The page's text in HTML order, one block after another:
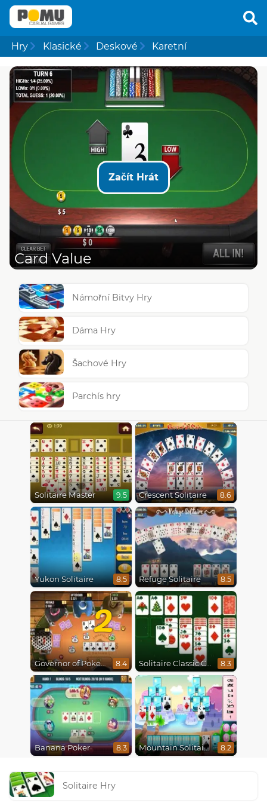
Hry Klasické Deskové Karetní
Začít Hrát
Card Value
Námořní Bitvy Hry
Dáma Hry
Šachové Hry
Parchís hry
Solitaire Master 9.5 Crescent Solitaire 8.6
Yukon Solitaire 8.5 Refuge Solitaire 8.5
2
Governor of Poker 2 8.4 Solitaire Classic Christmas 8.3
Banana Poker 8.3 Mountain Solitaire 8.2
Solitaire Hry